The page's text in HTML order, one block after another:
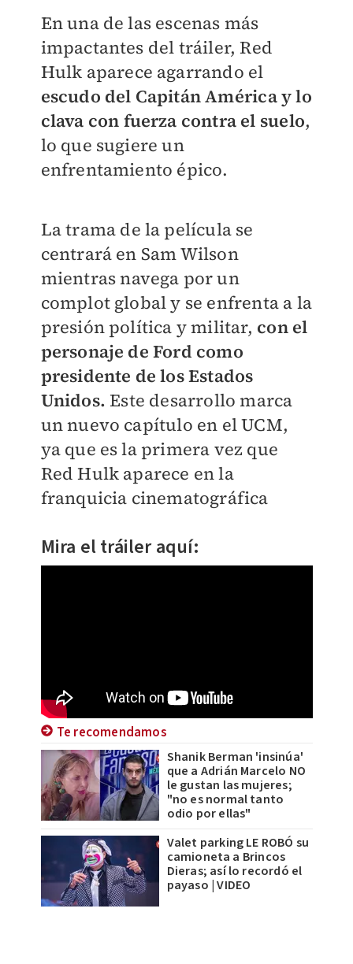
En una de las escenas más
impactantes del tráiler, Red
Hulk aparece agarrando el
escudo del Capitán América y lo
clava con fuerza contra el suelo,
lo que sugiere un
enfrentamiento épico.
La trama de la película se
centrará en Sam Wilson
mientras navega por un
complot global y se enfrenta a la
presión política y militar, con el
personaje de Ford como
presidente de los Estados
Unidos. Este desarrollo marca
un nuevo capítulo en el UCM,
ya que es la primera vez que
Red Hulk aparece en la
franquicia cinematográfica
Mira el tráiler aquí:
Te recomendamos
Shanik Berman 'insinúa'
que a Adrián Marcelo NO
le gustan las mujeres;
"no es normal tanto
odio por ellas"
Valet parking LE ROBÓ su
camioneta a Brincos
Dieras; así lo recordó el
payaso | VIDEO